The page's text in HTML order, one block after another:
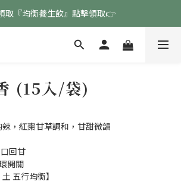
取『均衡養生飲』點擊領取👉
註冊會員專屬好康🧧
取『均衡養生飲』點擊領取👉
(15入/袋)
，紅棗甘草調和，甘甜微韻
回甘
開關
五行均衡】